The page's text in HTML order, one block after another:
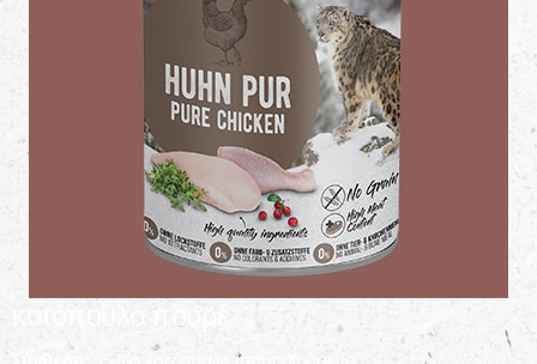
κοτόπουλο πουρέ